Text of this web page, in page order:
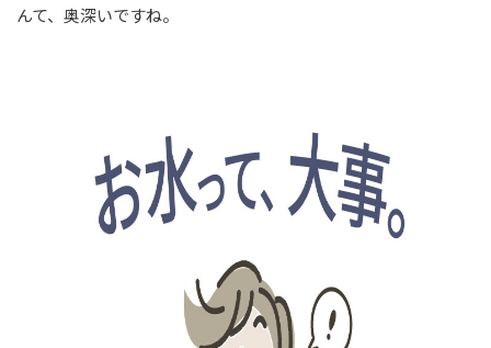
んて、奥深いですね。